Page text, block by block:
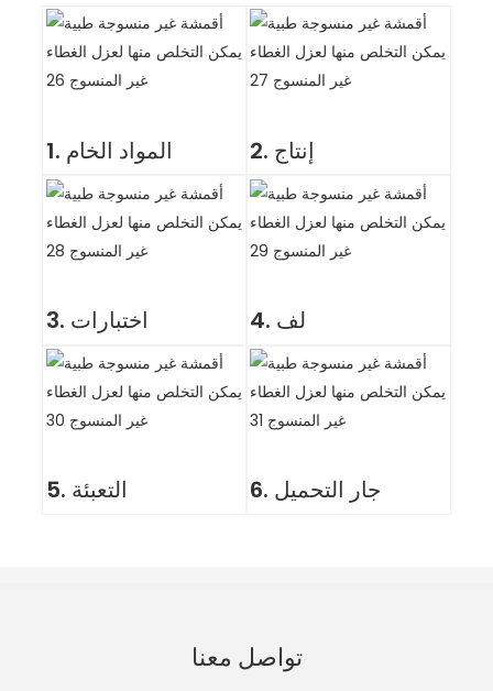
1. المواد الخام 2. إنتاج
3. اختبارات 4. لف
5. التعبئة 6. جار التحميل
تواصل معنا